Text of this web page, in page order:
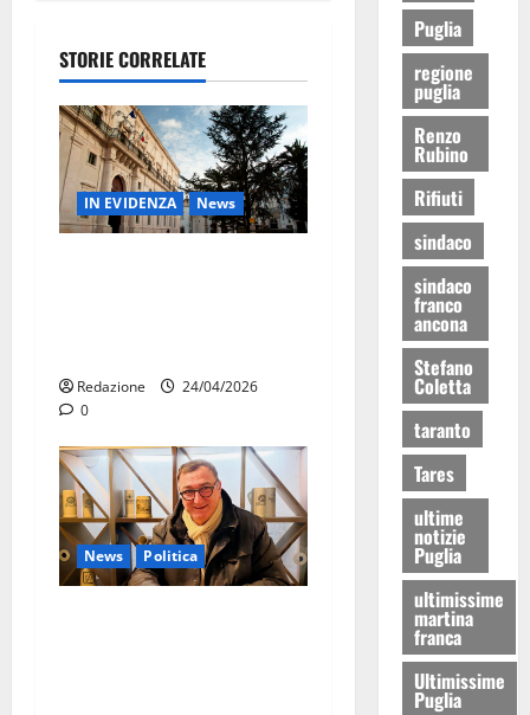
STORIE CORRELATE
IN EVIDENZA News
Redazione
24/04/2026
0
News Politica
Puglia
regione
puglia
Renzo
Rubino
Rifiuti
sindaco
sindaco
franco
ancona
Stefano
Coletta
taranto
Tares
ultime
notizie
Puglia
ultimissime
martina
franca
Ultimissime
Puglia